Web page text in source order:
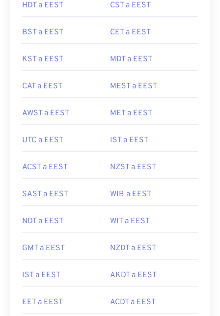
HDT a EEST CST a EEST
BST a EEST CET a EEST
KST a EEST MDT a EEST
CAT a EEST MEST a EEST
AWST a EEST MET a EEST
UTC a EEST IST a EEST
ACST a EEST NZST a EEST
SAST a EEST WIB a EEST
NDT a EEST WIT a EEST
GMT a EEST NZDT a EEST
IST a EEST AKDT a EEST
EET a EEST ACDT a EEST